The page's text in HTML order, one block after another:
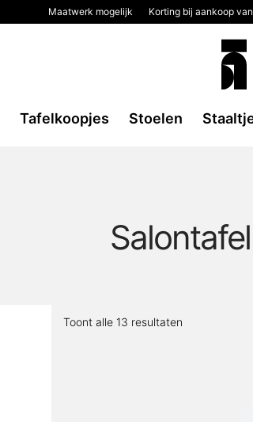
Maatwerk mogelijk Korting bij aankoop
Tafelkoopjes Stoelen
Toont alle 13 resultaten